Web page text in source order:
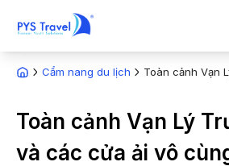
Cẩm nang du lịch Toàn cảnh Vạn
Toàn cảnh Vạn Lý
và các cửa ải vô